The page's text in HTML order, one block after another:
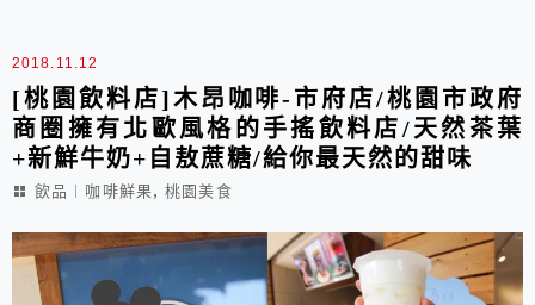
2018.11.12
[桃園飲料店]木昂咖啡-市府店/桃園市政府
商圈擁有北歐風格的手搖飲料店/天然茶葉
+新鮮牛奶+自敖蔗糖/給你最天然的甜味
飲品︱咖啡鮮果,桃園美食